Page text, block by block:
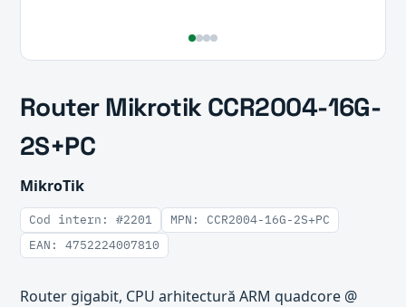
Router Mikrotik CCR2004-16G-
2S+PC
MikroTik
Cod intern: #2201
MPN: CCR2004-16G-2S+PC
EAN: 4752224007810
Router gigabit, CPU arhitectură ARM quadcore @